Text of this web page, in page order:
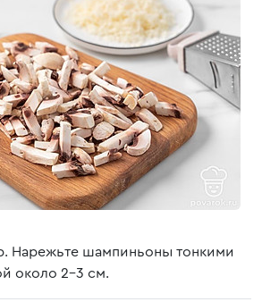
Нарежьте шампиньоны тонкими
около 2-3 см.